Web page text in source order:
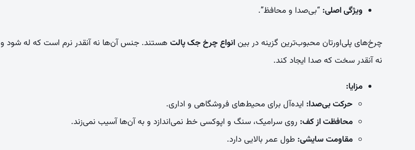
ویژگی اصلی: “بی‌صدا و محافظ”.
چرخ‌های پلی‌اورتان محبوب‌ترین گزینه در بینانواع چرخ جک پالت هستند. جنس آن‌ها نه آنقدر نرم است که له شود و
نه آنقدر سخت که صدا ایجاد کند.
مزایا:
حرکت بی‌صدا: ایده‌آل برای محیط‌های فروشگاهی و اداری.
محافظت از کف: روی سرامیک، سنگ و اپوکسی خط نمی‌اندازد و به آن‌ها آسیب نمی‌زند.
مقاومت سایشی: طول عمر بالایی دارد.